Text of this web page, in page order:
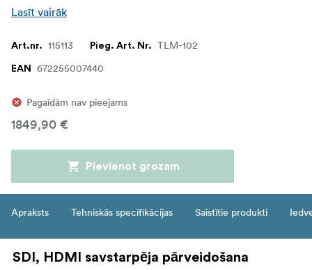
Lasīt vairāk
Art.nr. 115113 Pieg. Art. Nr. TLM-102
EAN 672255007440
Pagaidām nav pieejams
1849,90 €
Pievienot grozam
Apraksts Tehniskās specifikācijas Saistītie produkti
SDI, HDMI savstarpēja pārveidošana